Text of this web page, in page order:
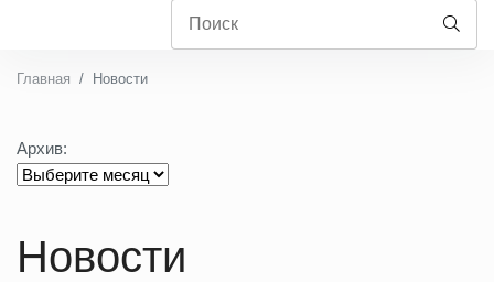
Главная Новости
Архив:
Новости